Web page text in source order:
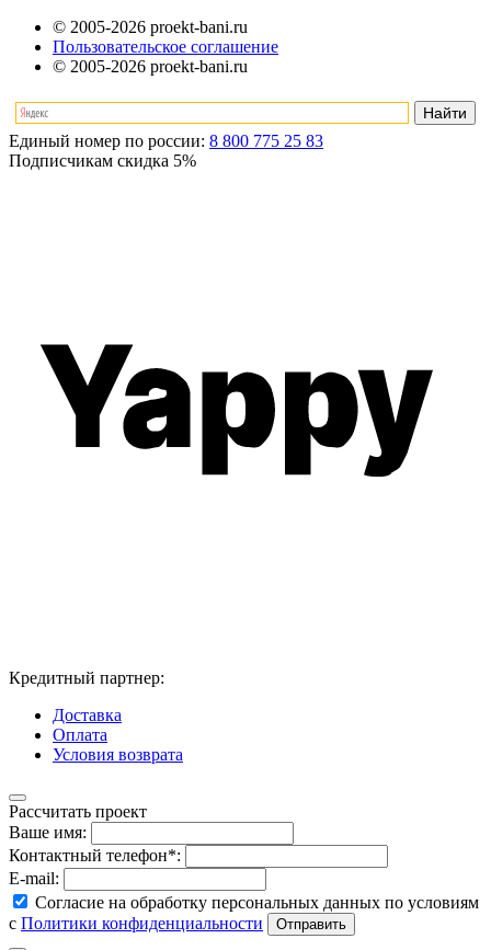
© 2005-2026 proekt-bani.ru
Пользовательское соглашение
© 2005-2026 proekt-bani.ru
Единый номер по россии: 8 800 775 25 83
Подписчикам скидка 5%
Кредитный партнер:
Доставка
Оплата
Условия возврата
Рассчитать проект
Ваше имя:
Контактный телефон*:
E-mail:
Согласие на обработку персональных данных по условиям
с Политики конфиденциальности